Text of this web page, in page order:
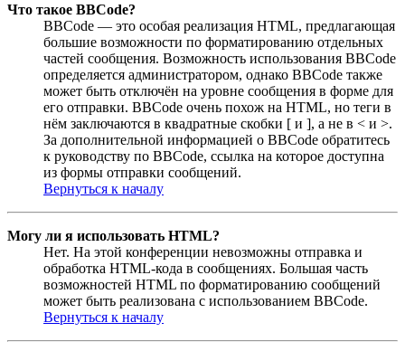
Что такое BBCode?
BBCode — это особая реализация HTML, предлагающая
большие возможности по форматированию отдельных
частей сообщения. Возможность использования BBCode
определяется администратором, однако BBCode также
может быть отключён на уровне сообщения в форме для
его отправки. BBCode очень похож на HTML, но теги в
нём заключаются в квадратные скобки [ и ], а не в < и >.
За дополнительной информацией о BBCode обратитесь
к руководству по BBCode, ссылка на которое доступна
из формы отправки сообщений.
Вернуться к началу
Могу ли я использовать HTML?
Нет. На этой конференции невозможны отправка и
обработка HTML-кода в сообщениях. Большая часть
возможностей HTML по форматированию сообщений
может быть реализована с использованием BBCode.
Вернуться к началу